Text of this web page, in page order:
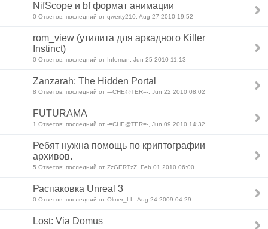
NifScope и bf формат анимации
0 Ответов: последний от qwerty210, Aug 27 2010 19:52
rom_view (утилита для аркадного Killer
Instinct)
0 Ответов: последний от Infoman, Jun 25 2010 11:13
Zanzarah: The Hidden Portal
8 Ответов: последний от -=CHE@TER=-, Jun 22 2010 08:02
FUTURAMA
1 Ответов: последний от -=CHE@TER=-, Jun 09 2010 14:32
Ребят нужна помощь по криптографии
архивов.
5 Ответов: последний от ZzGERTzZ, Feb 01 2010 06:00
Распаковка Unreal 3
0 Ответов: последний от Olmer_LL, Aug 24 2009 04:29
Lost: Via Domus